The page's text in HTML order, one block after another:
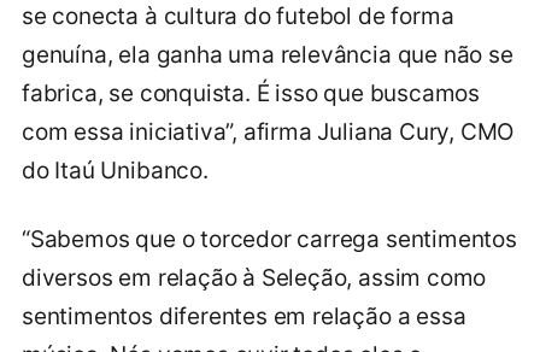
se conecta à cultura do futebol de forma
genuína, ela ganha uma relevância que não se
fabrica, se conquista. É isso que buscamos
com essa iniciativa”, afirma Juliana Cury, CMO
do Itaú Unibanco.
“Sabemos que o torcedor carrega sentimentos
diversos em relação à Seleção, assim como
sentimentos diferentes em relação a essa